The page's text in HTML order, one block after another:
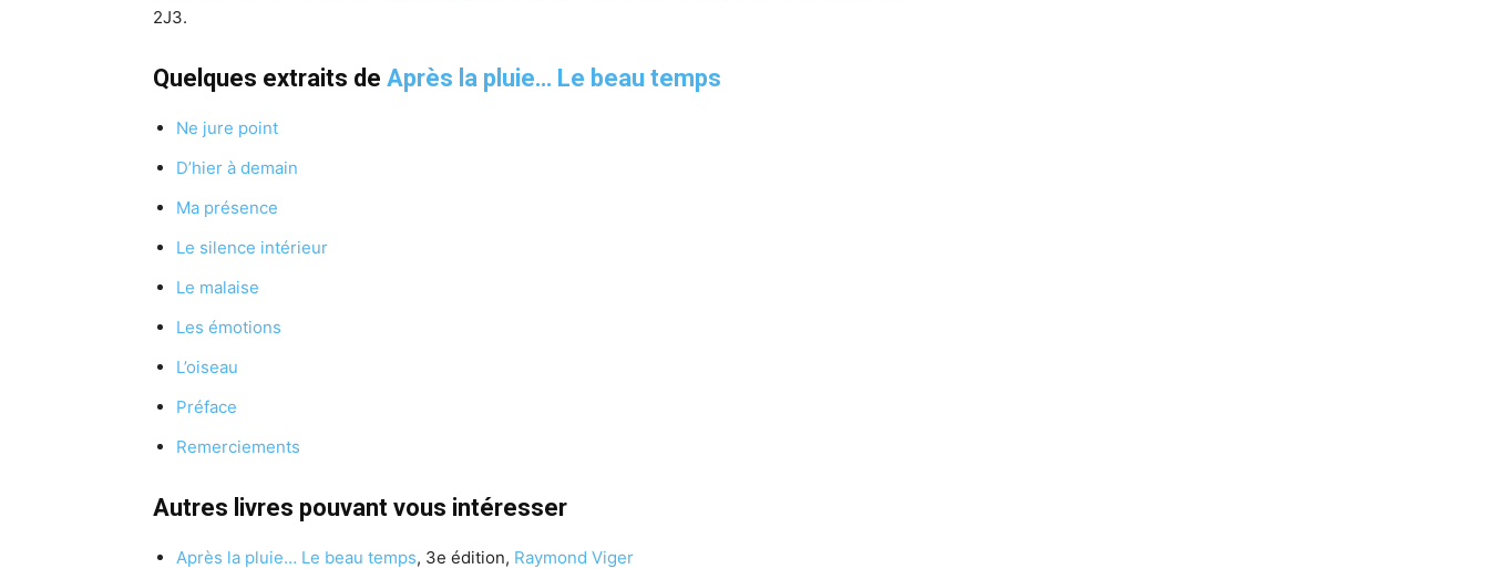
2J3.
Quelques extraits de Après la pluie… Le beau temps
Ne jure point
D’hier à demain
Ma présence
Le silence intérieur
Le malaise
Les émotions
L’oiseau
Préface
Remerciements
Autres livres pouvant vous intéresser
Après la pluie… Le beau temps, 3e édition, Raymond Viger